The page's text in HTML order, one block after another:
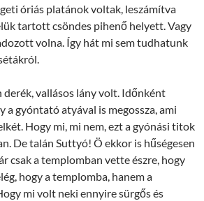
óriás platánok voltak, leszámítva
tartott csöndes pihenő helyett. Vagy
volna. Így hát mi sem tudhatunk
derék, vallásos lány volt. Időnként
a gyóntató atyával is megossza, ami
Hogy mi, mi nem, ezt a gyónási titok
De talán Suttyó! Ö ekkor is hűségesen
csak a templomban vette észre, hogy
hogy a templomba, hanem a
mi volt neki ennyire sürgős és